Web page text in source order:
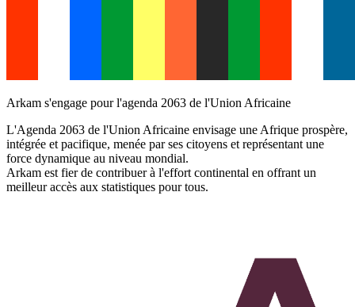
Arkam s'engage pour l'agenda 2063 de l'Union Africaine
L'Agenda 2063 de l'Union Africaine envisage une Afrique prospère,
intégrée et pacifique, menée par ses citoyens et représentant une
force dynamique au niveau mondial.
Arkam est fier de contribuer à l'effort continental en offrant un
meilleur accès aux statistiques pour tous.